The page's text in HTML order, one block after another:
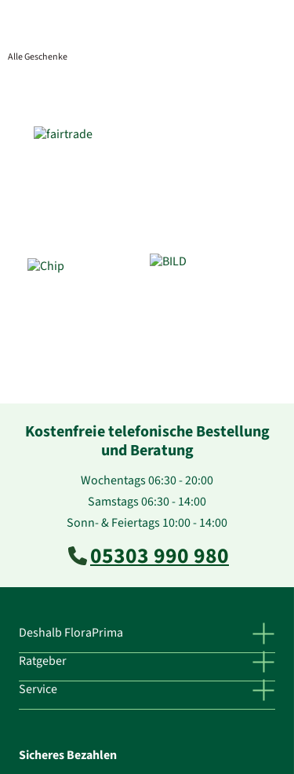
Alle Geschenke
Kostenfreie telefonische Bestellung
und Beratung
Wochentags 06:30 - 20:00
Samstags 06:30 - 14:00
Sonn- & Feiertags 10:00 - 14:00
05303 990 980
Deshalb FloraPrima
Ratgeber
Service
Sicheres Bezahlen